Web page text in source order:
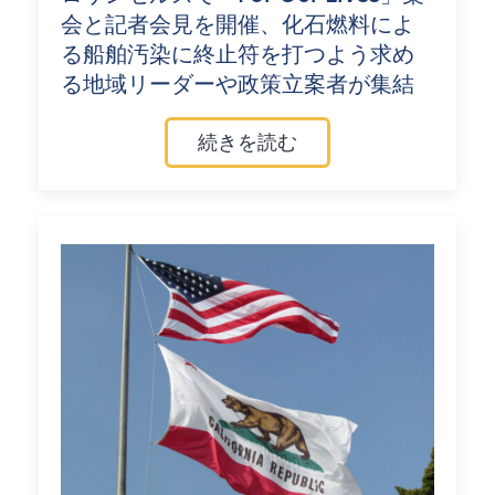
会と記者会見を開催、化石燃料によ
る船舶汚染に終止符を打つよう求め
る地域リーダーや政策立案者が集結
続きを読む